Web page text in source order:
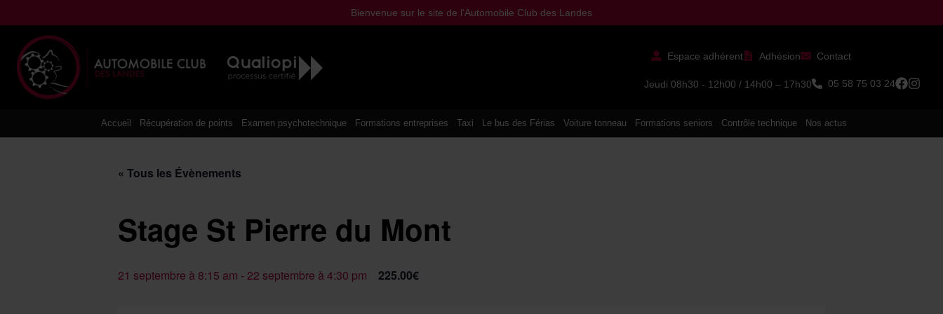
Bienvenue sur le site de l'Automobile Club des Landes
Espace adhérent Adhésion Contact
Jeudi 08h30 - 12h00 / 14h00 – 17h30 05 58 75 03 24
Accueil Récupération de points Examen psychotechnique Formations entreprises Taxi Le bus des Férias Voiture tonneau Formations seniors Contrôle technique Nos actus
« Tous les Évènements
Stage St Pierre du Mont
21 septembre à 8:15 am - 22 septembre à 4:30 pm 225.00€